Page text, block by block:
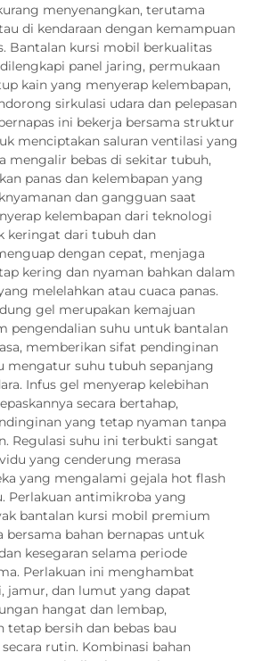
menyenangkan, terutama
di kendaraan dengan kemampuan
Bantalan kursi mobil berkualitas
panel jaring, permukaan
kain yang menyerap kelembapan,
sirkulasi udara dan pelepasan
ini bekerja bersama struktur
menciptakan saluran ventilasi yang
mengalir bebas di sekitar tubuh,
panas dan kelembapan yang
dan gangguan saat
kelembapan dari teknologi
keringat dari tubuh dan
dengan cepat, menjaga
kering dan nyaman bahkan dalam
melelahkan atau cuaca panas.
gel merupakan kemajuan
pengendalian suhu untuk bantalan
memberikan sifat pendinginan
mengatur suhu tubuh sepanjang
Infus gel menyerap kelebihan
secara bertahap,
yang tetap nyaman tanpa
Regulasi suhu ini terbukti sangat
yang cenderung merasa
yang mengalami gejala hot flash
Perlakuan antimikroba yang
bantalan kursi mobil premium
bersama bahan bernapas untuk
kesegaran selama periode
Perlakuan ini menghambat
jamur, dan lumut yang dapat
hangat dan lembap,
tetap bersih dan bebas bau
rutin. Kombinasi bahan